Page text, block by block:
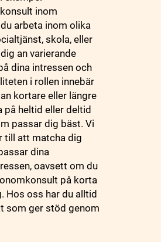
inom
arbeta inom olika
skola, eller
an varierande
dina intressen och
i rollen innebär
kortare eller längre
på heltid eller deltid
passar dig bäst. Vi
till att matcha dig
dina
oavsett om du
på korta
Hos oss har du alltid
som ger stöd genom